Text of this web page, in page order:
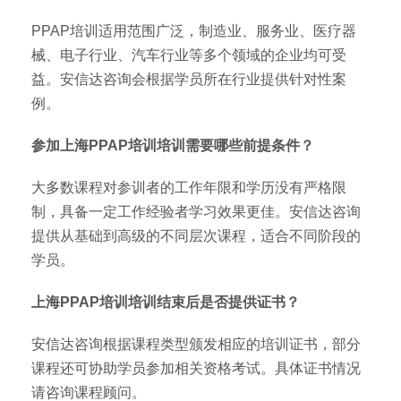
PPAP培训适用范围广泛，制造业、服务业、医疗器
械、电子行业、汽车行业等多个领域的企业均可受
益。安信达咨询会根据学员所在行业提供针对性案
例。
参加上海PPAP培训培训需要哪些前提条件？
大多数课程对参训者的工作年限和学历没有严格限
制，具备一定工作经验者学习效果更佳。安信达咨询
提供从基础到高级的不同层次课程，适合不同阶段的
学员。
上海PPAP培训培训结束后是否提供证书？
安信达咨询根据课程类型颁发相应的培训证书，部分
课程还可协助学员参加相关资格考试。具体证书情况
请咨询课程顾问。